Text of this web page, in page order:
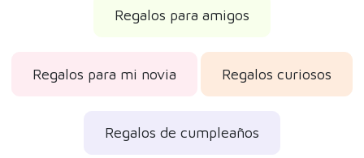
Regalos para amigos
Regalos para mi novia Regalos curiosos
Regalos de cumpleaños